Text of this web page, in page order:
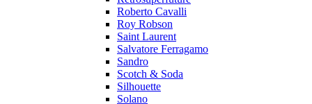
Roberto Cavalli
Roy Robson
Saint Laurent
Salvatore Ferragamo
Sandro
Scotch & Soda
Silhouette
Solano